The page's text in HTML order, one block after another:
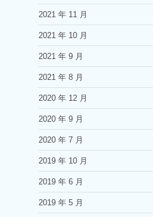
2021 年 11 月
2021 年 10 月
2021 年 9 月
2021 年 8 月
2020 年 12 月
2020 年 9 月
2020 年 7 月
2019 年 10 月
2019 年 6 月
2019 年 5 月